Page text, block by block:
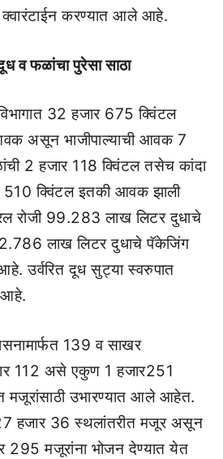
क्वारंटाईन करण्यात आले आहे.
व फळांचा पुरेसा साठा
32 हजार 675 क्विंटल
असून भाजीपाल्याची आवक 7
2 हजार 118 क्विंटल तसेच कांदा
510 क्विंटल इतकी आवक झाली
रोजी 99.283 लाख लिटर दुधाचे
लाख लिटर दुधाचे पॅकेजिंग
उर्वरित दूध सुट्या स्वरुपात
आहे.
139 व साखर
112 असे एकुण 1 हजार251
मजूरांसाठी उभारण्यात आले आहेत.
हजार 36 स्थलांतरीत मजूर असून
मजूरांना भोजन देण्यात येत